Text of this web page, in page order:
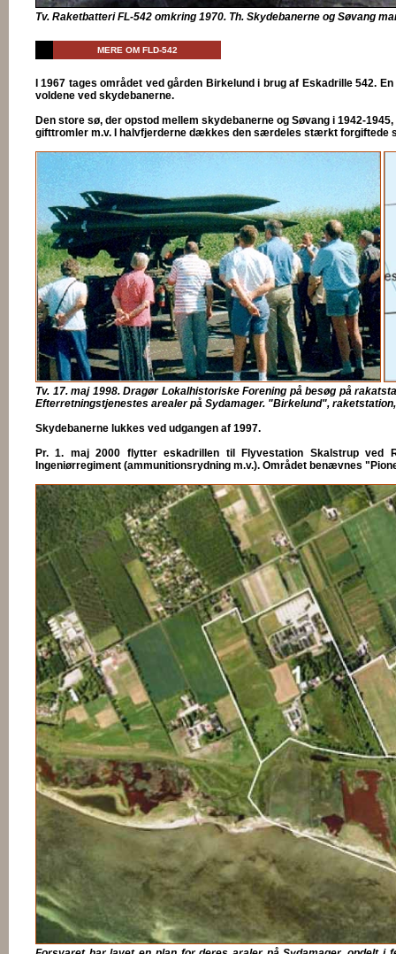
Tv. Raketbatteri FL-542 omkring 1970. Th. Skydebanerne og Søvang
MERE OM FLD-542
I 1967 tages området ved gården Birkelund i brug af Eskadrille 542.
voldene ved skydebanerne.
Den store sø, der opstod mellem skydebanerne og Søvang i 1942-
gifttromler m.v. I halvfjerderne dækkes den særdeles stærkt forgiftede
Tv. 17. maj 1998. Dragør Lokalhistoriske Forening på besøg på
Efterretningstjenestes arealer på Sydamager. "Birkelund",
Skydebanerne lukkes ved udgangen af 1997.
Pr. 1. maj 2000 flytter eskadrillen til Flyvestation Skalstrup
Ingeniørregiment (ammunitionsrydning m.v.). Området benævnes